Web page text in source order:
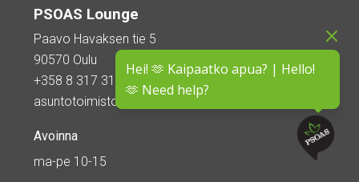
Hei! 🫶 Kaipaatko apua? | Hello!
🫶 Need help?
PSOAS Lounge
Paavo Havaksen tie 5
90570 Oulu
+358 8 317 3110
asuntotoimisto@psoas.fi
Avoinna
ma-pe 10-15